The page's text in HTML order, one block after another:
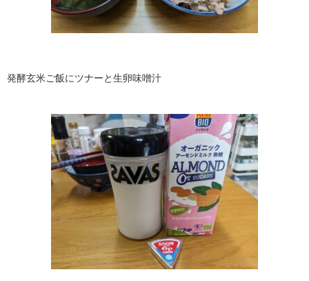
発酵玄米ご飯にツナーと生卵味噌汁